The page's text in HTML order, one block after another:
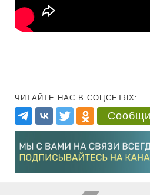
ЧИТАЙТЕ НАС В СОЦСЕТЯХ: